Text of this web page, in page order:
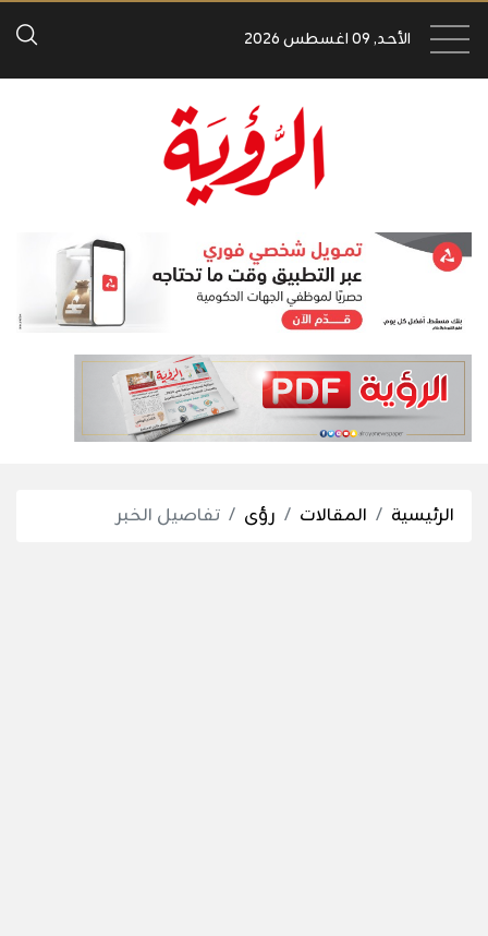
الأحد, 09 اغسطس 2026
الرئيسية المقالات رؤى تفاصيل الخبر